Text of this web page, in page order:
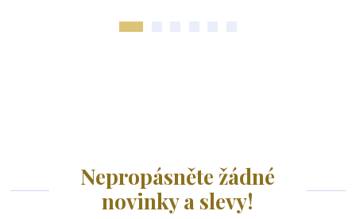
Nepropásněte žádné
novinky a slevy!